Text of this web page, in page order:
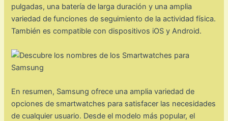
pulgadas, una batería de larga duración y una amplia
variedad de funciones de seguimiento de la actividad física.
También es compatible con dispositivos iOS y Android.
En resumen, Samsung ofrece una amplia variedad de
opciones de smartwatches para satisfacer las necesidades
de cualquier usuario. Desde el modelo más popular, el